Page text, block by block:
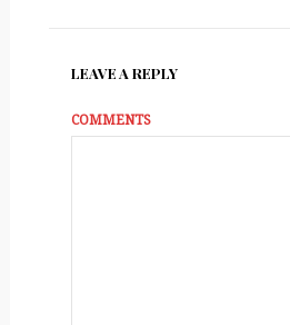
LEAVE A REPLY
COMMENTS